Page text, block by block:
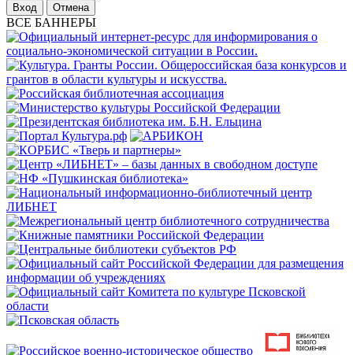
Отмена
ВСЕ БАННЕРЫ